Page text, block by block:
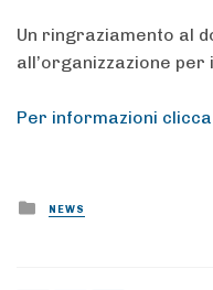
Un ringraziamento al
all’organizzazione
Per informazioni
Posted
in
NEWS